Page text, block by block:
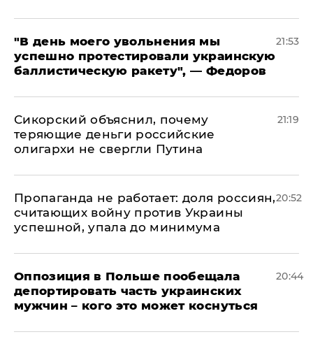
​"В день моего увольнения мы
успешно протестировали украинскую
баллистическую ракету", — Федоров
21:53
Сикорский объяснил, почему
теряющие деньги российские
олигархи не свергли Путина
21:19
​Пропаганда не работает: доля россиян,
считающих войну против Украины
успешной, упала до минимума
20:52
Оппозиция в Польше пообещала
депортировать часть украинских
мужчин – кого это может коснуться
20:44